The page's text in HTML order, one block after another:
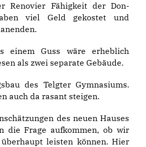
Renovier Fähigkeit der Don-
viel Geld gekostet und
einem Guss wäre erheblich
als zwei separate Gebäude.
des Telgter Gymnasiums.
auch da rasant steigen.
des neuen Hauses
die Frage aufkommen, ob wir
leisten können. Hier